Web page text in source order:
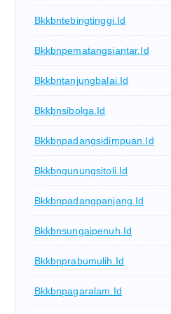
Bkkbntebingtinggi.id
Bkkbnpematangsiantar.id
Bkkbntanjungbalai.id
Bkkbnsibolga.id
Bkkbnpadangsidimpuan.id
Bkkbngunungsitoli.id
Bkkbnpadangpanjang.id
Bkkbnsungaipenuh.id
Bkkbnprabumulih.id
Bkkbnpagaralam.id